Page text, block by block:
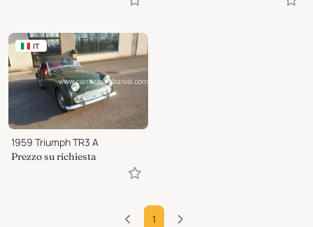
IT
1959 Triumph TR3 A
Prezzo su richiesta
1